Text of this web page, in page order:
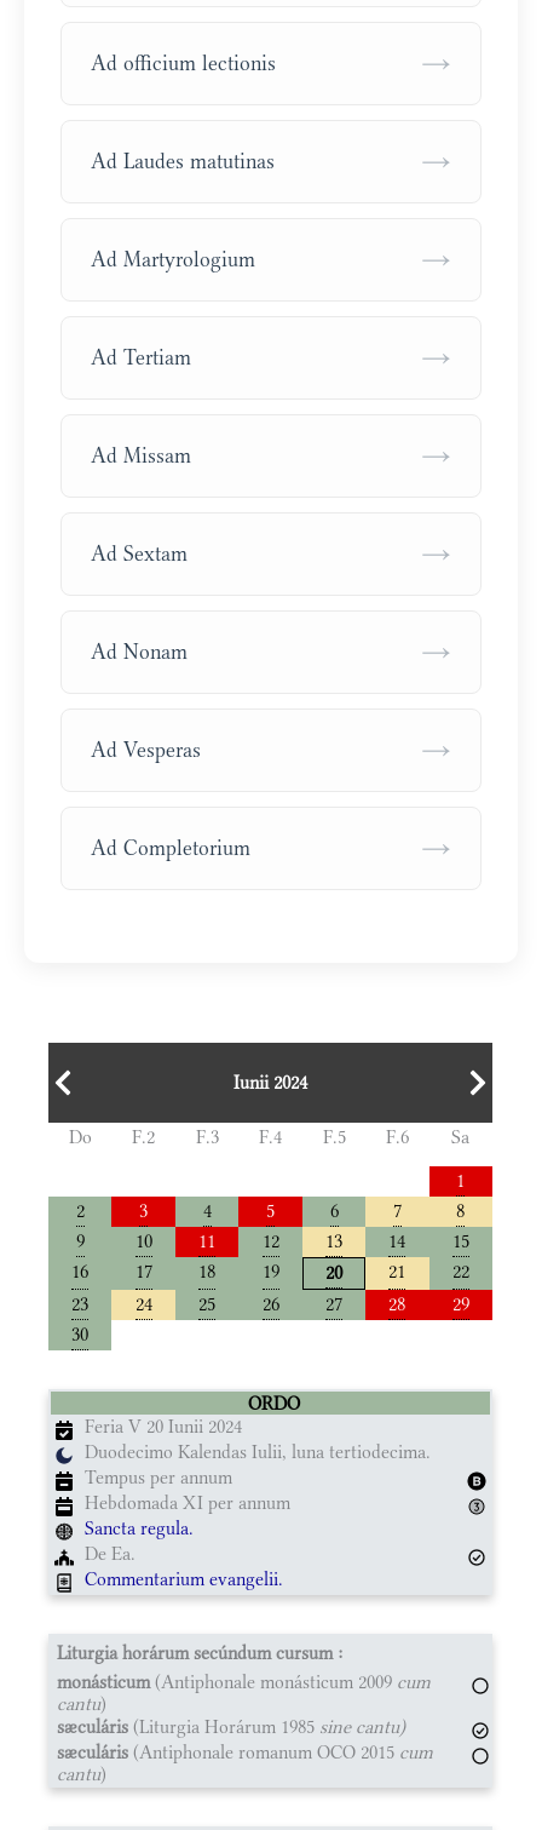
Ad officium lectionis →
Ad Laudes matutinas →
Ad Martyrologium →
Ad Tertiam →
Ad Missam →
Ad Sextam →
Ad Nonam →
Ad Vesperas →
Ad Completorium →
Iunii 2024
Do F.2 F.3 F.4 F.5 F.6
Sa
1
2
3 4 5 6 7
8
9
10 11 12 13 14
15
16
17 18 19 20 21
22
23
24 25 26 27 28
29
30
ORDO
Feria V 20 Iunii 2024
Duodecimo Kalendas Iulii, luna tertiodecima.
Tempus per annum
Hebdomada XI per annum
Sancta regula.
De Ea.
Commentarium evangelii.
Liturgia horárum secúndum cursum :
monásticum(Antiphonale monásticum 2009 cum
cantu)
sæculáris (Liturgia Horárum 1985 sine cantu)
sæculáris (Antiphonale romanum OCO 2015 cum
cantu)